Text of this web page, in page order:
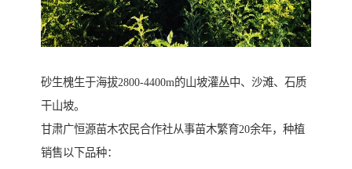
砂生槐生于海拔2800-4400m的山坡灌丛中、沙滩、石质
干山坡。
甘肃广恒源苗木农民合作社从事苗木繁育20余年，种植
销售以下品种：